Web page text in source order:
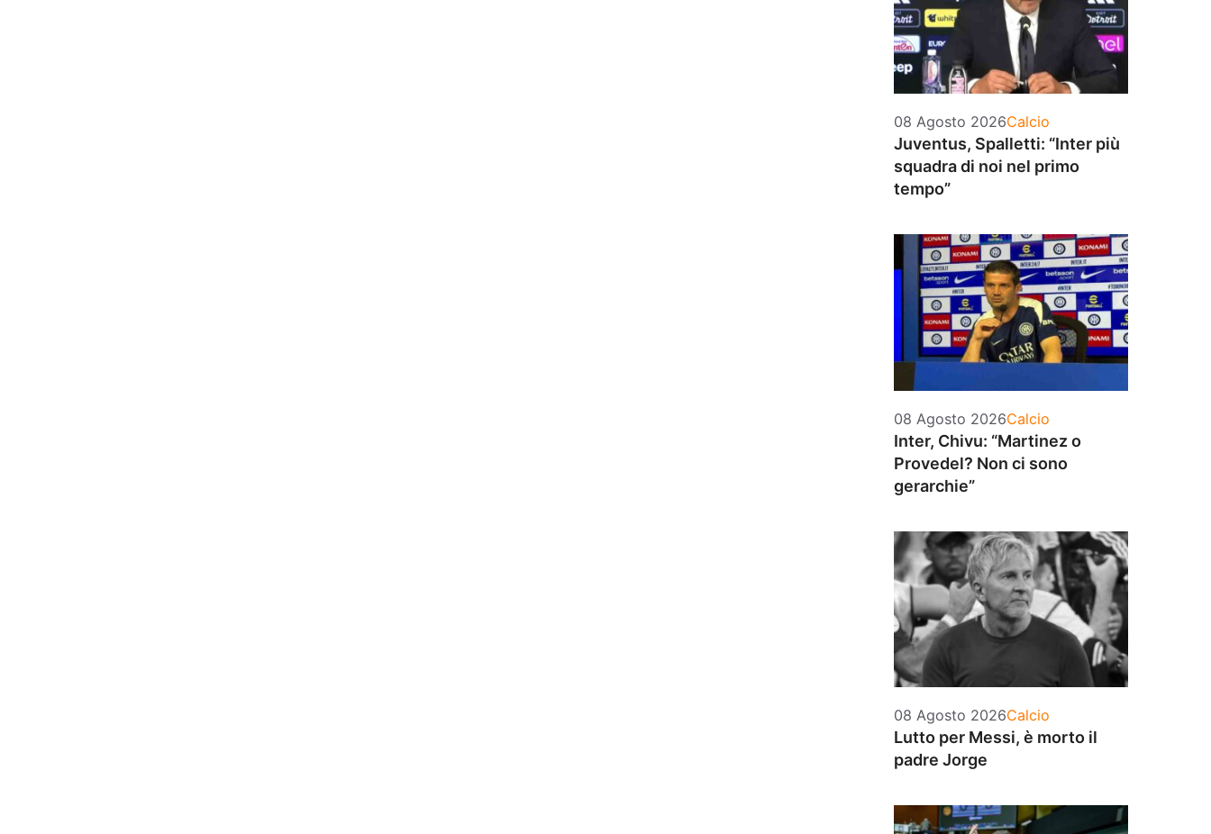
08 Agosto 2026Categorie
Calcio
Juventus, Spalletti: “Inter più
squadra di noi nel primo
tempo”
08 Agosto 2026Categorie
Calcio
Inter, Chivu: “Martinez o
Provedel? Non ci sono
gerarchie”
08 Agosto 2026Categorie
Calcio
Lutto per Messi, è morto il
padre Jorge